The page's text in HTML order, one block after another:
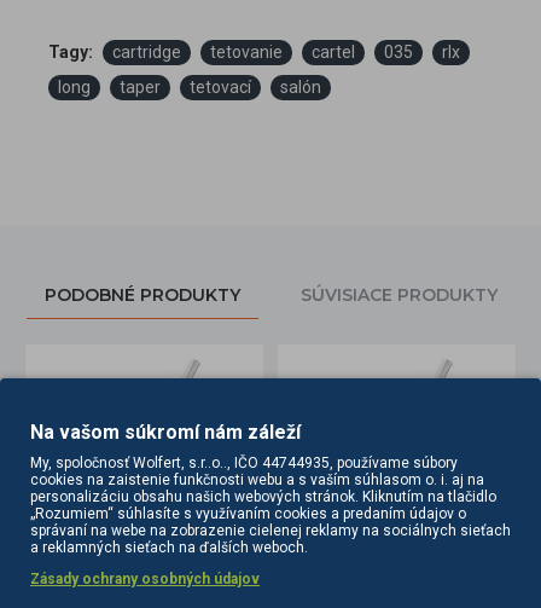
Tagy: cartridge tetovanie cartel 035
rlx
long
taper tetovací salón
PODOBNÉ PRODUKTY SÚVISIACE PRODUKTY
Na vašom súkromí nám záleží
My, spoločnosť Wolfert, s.r..o.., IČO 44744935, používame súbory
cookies na zaistenie funkčnosti webu a s vaším súhlasom o. i. aj na
personalizáciu obsahu našich webových stránok. Kliknutím na tlačidlo
„Rozumiem“ súhlasíte s využívaním cookies a predaním údajov o
správaní na webe na zobrazenie cielenej reklamy na sociálnych sieťach
a reklamných sieťach na ďalších weboch.
Zásady ochrany osobných údajov